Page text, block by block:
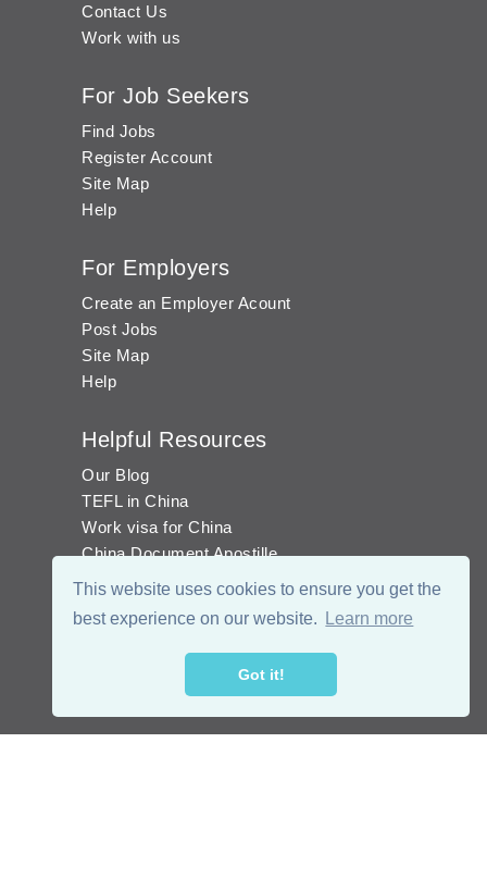
This website uses cookies to ensure you get the
best experience on our website.
Learn more
Got it!
Contact Us
Work with us
For Job Seekers
Find Jobs
Register Account
Site Map
Help
For Employers
Create an Employer Acount
Post Jobs
Site Map
Help
Helpful Resources
Our Blog
TEFL in China
Work visa for China
China Document Apostille
Income Tax Calculator